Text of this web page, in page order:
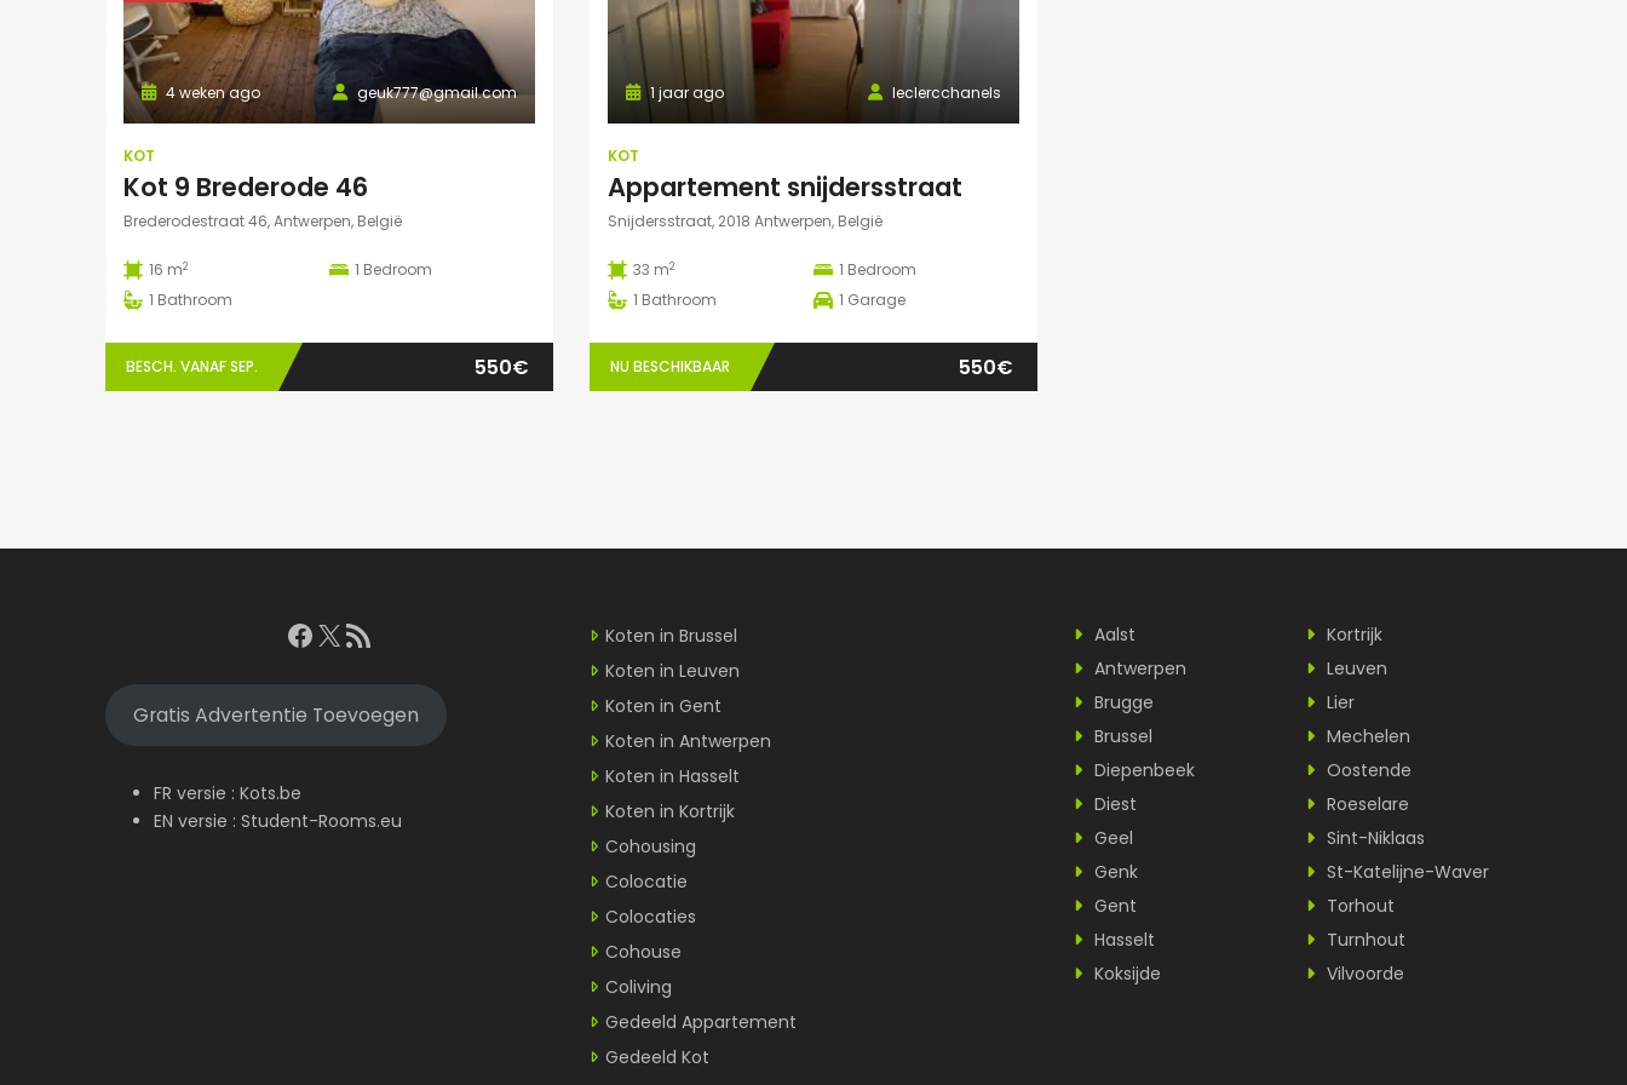
geuk777@gmail.com
4 weken ago
KOT
Kot 9 Brederode 46
Brederodestraat 46, Antwerpen, België
16 m2 1 Bedroom
1 Bathroom
BESCH. VANAF SEP. 550€
leclercchanels
1 jaar ago
KOT
Appartement snijdersstraat
Snijdersstraat, 2018 Antwerpen, België
33 m2 1 Bedroom
1 Bathroom 1 Garage
NU BESCHIKBAAR 550€
Facebook
X RSS feed
Gratis Advertentie Toevoegen
FR versie : Kots.be
EN versie : Student-Rooms.eu
Koten in Brussel
Koten in Leuven
Koten in Gent
Koten in Antwerpen
Koten in Hasselt
Koten in Kortrijk
Cohousing
Colocatie
Colocaties
Cohouse
Coliving
Gedeeld Appartement
Gedeeld Kot
Aalst
Antwerpen
Brugge
Brussel
Diepenbeek
Diest
Geel
Genk
Gent
Hasselt
Koksijde
Kortrijk
Leuven
Lier
Mechelen
Oostende
Roeselare
Sint-Niklaas
St-Katelijne-Waver
Torhout
Turnhout
Vilvoorde